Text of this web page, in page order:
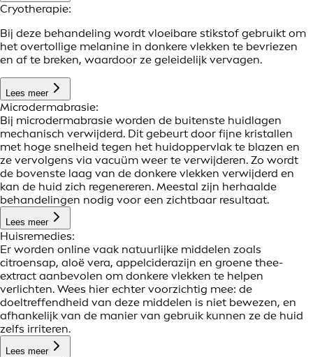
Cryotherapie:
Bij deze behandeling wordt vloeibare stikstof gebruikt om
het overtollige melanine in donkere vlekken te bevriezen
en af te breken, waardoor ze geleidelijk vervagen.
Lees meer
Microdermabrasie:
Bij microdermabrasie worden de buitenste huidlagen
mechanisch verwijderd. Dit gebeurt door fijne kristallen
met hoge snelheid tegen het huidoppervlak te blazen en
ze vervolgens via vacuüm weer te verwijderen. Zo wordt
de bovenste laag van de donkere vlekken verwijderd en
kan de huid zich regenereren. Meestal zijn herhaalde
behandelingen nodig voor een zichtbaar resultaat.
Lees meer
Huisremedies:
Er worden online vaak natuurlijke middelen zoals
citroensap, aloë vera, appelciderazijn en groene thee-
extract aanbevolen om donkere vlekken te helpen
verlichten. Wees hier echter voorzichtig mee: de
doeltreffendheid van deze middelen is niet bewezen, en
afhankelijk van de manier van gebruik kunnen ze de huid
zelfs irriteren.
Lees meer